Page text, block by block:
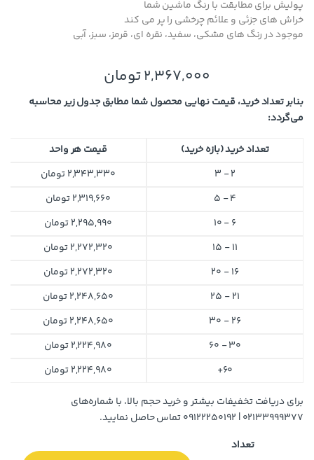
پولیش برای مطابقت با رنگ ماشین شما
خراش های جزئی و علائم چرخشی را پر می کند
موجود در رنگ های مشکی، سفید، نقره ای، قرمز، سبز، آبی
2,367,000تومان
بنابر تعداد خرید، قیمت نهایی محصول شما مطابق جدول زیر محاسبه
می‌گردد:
تعداد خرید (بازه خرید)
قیمت هر واحد
2 - 3
2,343,330تومان
4 - 5
2,319,660تومان
6 - 10
2,295,990تومان
11 - 15
2,272,320تومان
16 - 20
2,272,320تومان
21 - 25
2,248,650تومان
26 - 30
2,248,650تومان
30 - 60
2,224,980تومان
60+
2,224,980تومان
برای دریافت تخفیفات بیشتر و خرید حجم بالا، با شماره‌های
۰۲۱۳۳۹۹۹۳۷۷ | ۰۹۱۲۲۲۵۰۱۹۲ تماس حاصل نمایید.
تعداد